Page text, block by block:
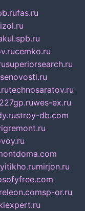
fas.ru
cemko.ru
superiorsearch.ru
senovosti.ru
technosaratov.ru
227gp.ruwes-ex.ru
stroy-db.com
mirjon.ru
sp-or.ru